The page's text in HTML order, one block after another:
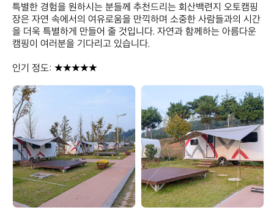
특별한 경험을 원하시는 분들께 추천드리는 회산백련지 오토캠핑
장은 자연 속에서의 여유로움을 만끽하며 소중한 사람들과의 시간
을 더욱 특별하게 만들어 줄 것입니다. 자연과 함께하는 아름다운
캠핑이 여러분을 기다리고 있습니다.
인기 정도: ★★★★★
회
산
백
련
지
오
토
캠
핑
장
회
백
련
지
오
토
캠
핑
장